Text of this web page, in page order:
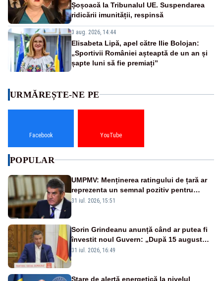
Șoșoacă la Tribunalul UE. Suspendarea
ridicării imunității, respinsă
3 aug. 2026, 14:44
Elisabeta Lipă, apel către Ilie Bolojan:
„Sportivii României așteaptă de un an și
șapte luni să fie premiați”
URMĂREȘTE-NE PE
Facebook YouTube
POPULAR
UMPMV: Menținerea ratingului de țară ar
reprezenta un semnal pozitiv pentru
România. Autoritățile trebuie să continue
31 iul. 2026, 15:51
Sorin Grindeanu anunță când ar putea fi
învestit noul Guvern: „După 15 august
sunt șanse mai mari”
31 iul. 2026, 16:49
Stare de alertă energetică la nivelul